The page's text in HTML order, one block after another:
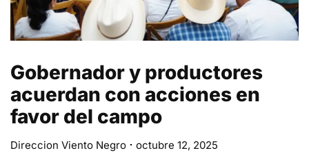
Gobernador y productores
acuerdan con acciones en
favor del campo
Direccion Viento Negro octubre 12, 2025